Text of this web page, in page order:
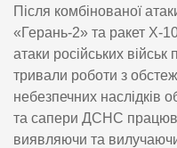
Після комбінованої
«Герань-2» та ракет Х-
атаки російських військ
тривали роботи з
небезпечних наслідків
та сапери ДСНС
виявляючи та